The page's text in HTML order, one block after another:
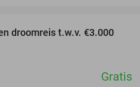
droomreis t.w.v. €3.000
Gratis